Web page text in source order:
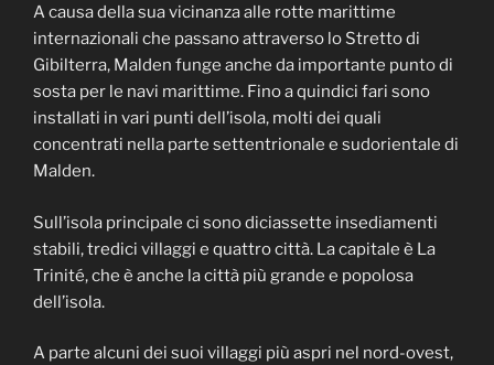
A causa della sua vicinanza alle rotte marittime
internazionali che passano attraverso lo Stretto di
Gibilterra, Malden funge anche da importante punto di
sosta per le navi marittime. Fino a quindici fari sono
installati in vari punti dell’isola, molti dei quali
concentrati nella parte settentrionale e sudorientale di
Malden.
Sull’isola principale ci sono diciassette insediamenti
stabili, tredici villaggi e quattro città. La capitale è La
Trinité, che è anche la città più grande e popolosa
dell’isola.
A parte alcuni dei suoi villaggi più aspri nel nord-ovest,